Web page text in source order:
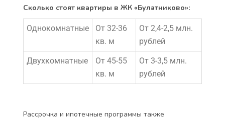
Сколько стоят квартиры в ЖК «Булатниково»:
Однокомнатные
От 32-36
кв. м
От 2,4-2,5 млн.
рублей
Двухкомнатные
От 45-55
кв. м
От 3-3,5 млн.
рублей
Рассрочка и ипотечные программы также